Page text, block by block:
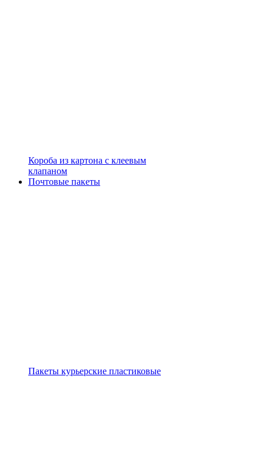
Короба из картона с клеевым
клапаном
Почтовые пакеты
Пакеты курьерские пластиковые